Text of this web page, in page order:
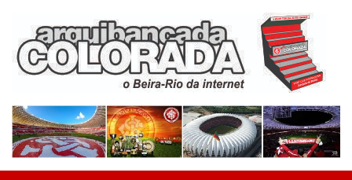
content
Arquibancada Colorada